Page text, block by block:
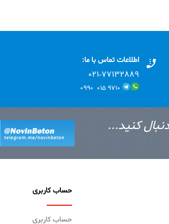
اطلاعات تماس با ما:
۰۲۱-۷۷۱٣۲۸۸۹
۹۷۱۰ ۰۱۵ ۰۹۹۰
کنید...
حساب کاربری
حساب کاربری